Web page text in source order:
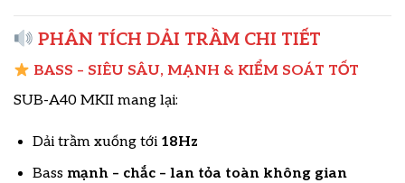
PHÂN TÍCH DẢI TRẦM CHI TIẾT
BASS – SIÊU SÂU, MẠNH & KIỂM SOÁT TỐT
SUB-A40 MKII mang lại:
Dải trầm xuống tới 18Hz
Bass mạnh – chắc – lan tỏa toàn không gian